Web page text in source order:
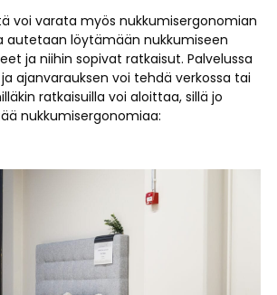
voi varata myös nukkumisergonomian
autetaan löytämään nukkumiseen
ja niihin sopivat ratkaisut. Palvelussa
ajanvarauksen voi tehdä verkossa tai
ratkaisuilla voi aloittaa, sillä jo
nukkumisergonomiaa: